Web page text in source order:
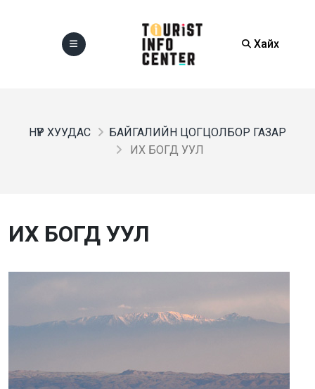
Хайх
НҮҮР ХУУДАС
БАЙГАЛИЙН ЦОГЦОЛБОР ГАЗАР
ИХ БОГД УУЛ
ИХ БОГД УУЛ